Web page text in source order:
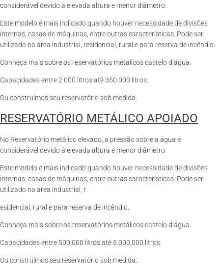
considerável devido à elevada altura e menor diâmetro.
Este modelo é mais indicado quando houver necessidade de divisões
internas, casas de máquinas, entre outras características. Pode ser
utilizado na área industrial, residencial, rural e para reserva de incêndio.
Conheça mais sobre os reservatórios metálicos castelo d’água.
Capacidades entre 2.000 litros até 350.000 litros.
Ou construímos seu reservatório sob medida.
RESERVATÓRIO METÁLICO APOIADO
No Reservatório metálico elevado, a pressão sobre a água é
considerável devido à elevada altura e menor diâmetro.
Este modelo é mais indicado quando houver necessidade de divisões
internas, casas de máquinas, entre outras características. Pode ser
utilizado na área industrial, r
esidencial, rural e para reserva de incêndio.
Conheça mais sobre os reservatórios metálicos castelo d’água.
Capacidades entre 500.000 litros até 5.000.000 litros.
Ou construímos seu reservatório sob medida.